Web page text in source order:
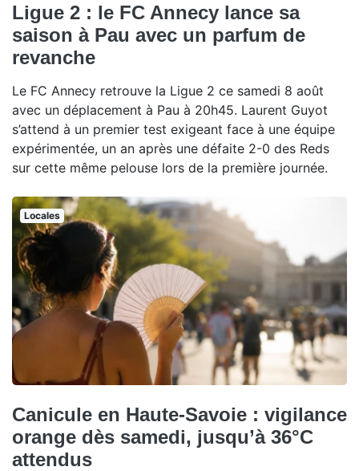
Ligue 2 : le FC Annecy lance sa
saison à Pau avec un parfum de
revanche
Le FC Annecy retrouve la Ligue 2 ce samedi 8 août
avec un déplacement à Pau à 20h45. Laurent Guyot
s’attend à un premier test exigeant face à une équipe
expérimentée, un an après une défaite 2-0 des Reds
sur cette même pelouse lors de la première journée.
Locales
Canicule en Haute-Savoie : vigilance
orange dès samedi, jusqu’à 36°C
attendus